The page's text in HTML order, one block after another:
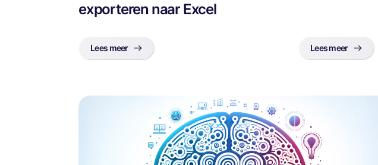
exporteren naar Excel
Lees meer Lees meer